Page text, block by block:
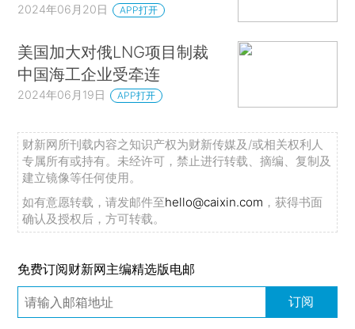
2024年06月20日 APP打开
美国加大对俄LNG项目制裁
中国海工企业受牵连
2024年06月19日 APP打开
财新网所刊载内容之知识产权为财新传媒及/或相关权利人
专属所有或持有。未经许可，禁止进行转载、摘编、复制及
建立镜像等任何使用。
如有意愿转载，请发邮件至hello@caixin.com ，获得书面
确认及授权后，方可转载。
免费订阅财新网主编精选版电邮
订阅